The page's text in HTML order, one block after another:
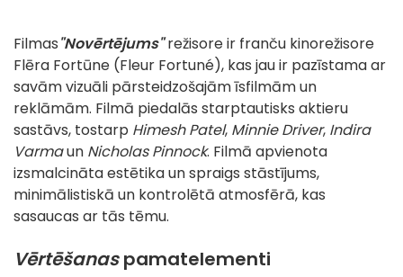
Filmas"Novērtējums"režisore ir franču kinorežisore
Flēra Fortūne (Fleur Fortuné), kas jau ir pazīstama ar
savām vizuāli pārsteidzošajām īsfilmām un
reklāmām. Filmā piedalās starptautisks aktieru
sastāvs, tostarp Himesh Patel, Minnie Driver, Indira
Varmaun Nicholas Pinnock. Filmā apvienota
izsmalcināta estētika un spraigs stāstījums,
minimālistiskā un kontrolētā atmosfērā, kas
sasaucas ar tās tēmu.
Vērtēšanaspamatelementi